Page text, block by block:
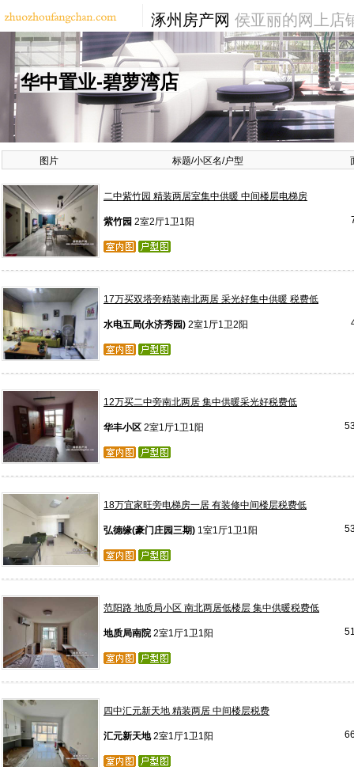
涿州房产网 侯亚丽的网上店
华中置业-碧萝湾店
图片 标题/小区名/户型
二中紫竹园 精装两居室集中供暖 中间楼层电梯房
紫竹园 2室2厅1卫1阳
17万买双塔旁精装南北两居 采光好集中供暖 税费低
水电五局(永济秀园) 2室1厅1卫2阳
12万买二中旁南北两居 集中供暖采光好税费低
华丰小区 2室1厅1卫1阳
18万宜家旺旁电梯房一居 有装修中间楼层税费低
弘德缘(豪门庄园三期) 1室1厅1卫1阳
范阳路 地质局小区 南北两居低楼层 集中供暖税费低
地质局南院 2室1厅1卫1阳
四中汇元新天地 精装两居 中间楼层税费
汇元新天地2室1厅1卫1阳